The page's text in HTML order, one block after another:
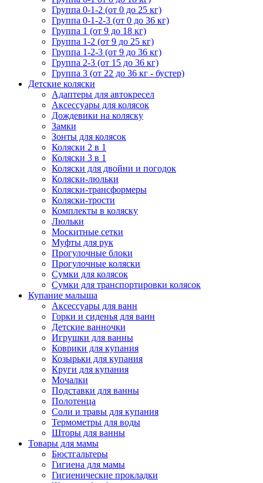
Группа 0-1-2 (от 0 до 25 кг)
Группа 0-1-2-3 (от 0 до 36 кг)
Группа 1 (от 9 до 18 кг)
Группа 1-2 (от 9 до 25 кг)
Группа 1-2-3 (от 9 до 36 кг)
Группа 2-3 (от 15 до 36 кг)
Группа 3 (от 22 до 36 кг - бустер)
Детские коляски
Адаптеры для автокресел
Аксессуары для колясок
Дождевики на коляску
Замки
Зонты для колясок
Коляски 2 в 1
Коляски 3 в 1
Коляски для двойни и погодок
Коляски-люльки
Коляски-трансформеры
Коляски-трости
Комплекты в коляску
Люльки
Москитные сетки
Муфты для рук
Прогулочные блоки
Прогулочные коляски
Сумки для колясок
Сумки для транспортировки колясок
Купание малыша
Аксессуары для ванн
Горки и сиденья для ванн
Детские ванночки
Игрушки для ванны
Коврики для купания
Козырьки для купания
Круги для купания
Мочалки
Подставки для ванны
Полотенца
Соли и травы для купания
Термометры для воды
Шторы для ванны
Товары для мамы
Бюстгальтеры
Гигиена для мамы
Гигиенические прокладки